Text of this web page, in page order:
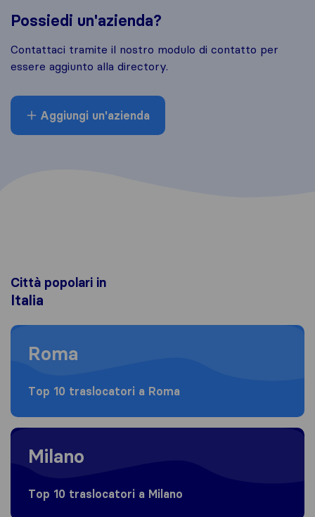
Possiedi un'azienda?
Contattaci tramite il nostro modulo di contatto per
essere aggiunto alla directory.
Aggiungi un'azienda
Città popolari in
Italia
Moving to Roma
Roma
Top 10 traslocatori a Roma
Moving to Milano
Milano
Top 10 traslocatori a Milano